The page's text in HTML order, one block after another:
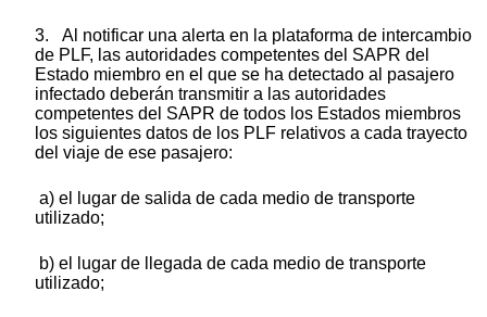
3. Al notificar una alerta en la plataforma de intercambio
de PLF, las autoridades competentes del SAPR del
Estado miembro en el que se ha detectado al pasajero
infectado deberán transmitir a las autoridades
competentes del SAPR de todos los Estados miembros
los siguientes datos de los PLF relativos a cada trayecto
del viaje de ese pasajero:
a) el lugar de salida de cada medio de transporte
utilizado;
b) el lugar de llegada de cada medio de transporte
utilizado;